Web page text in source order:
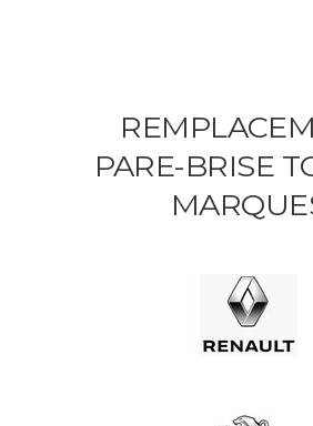
PARE-BRISE